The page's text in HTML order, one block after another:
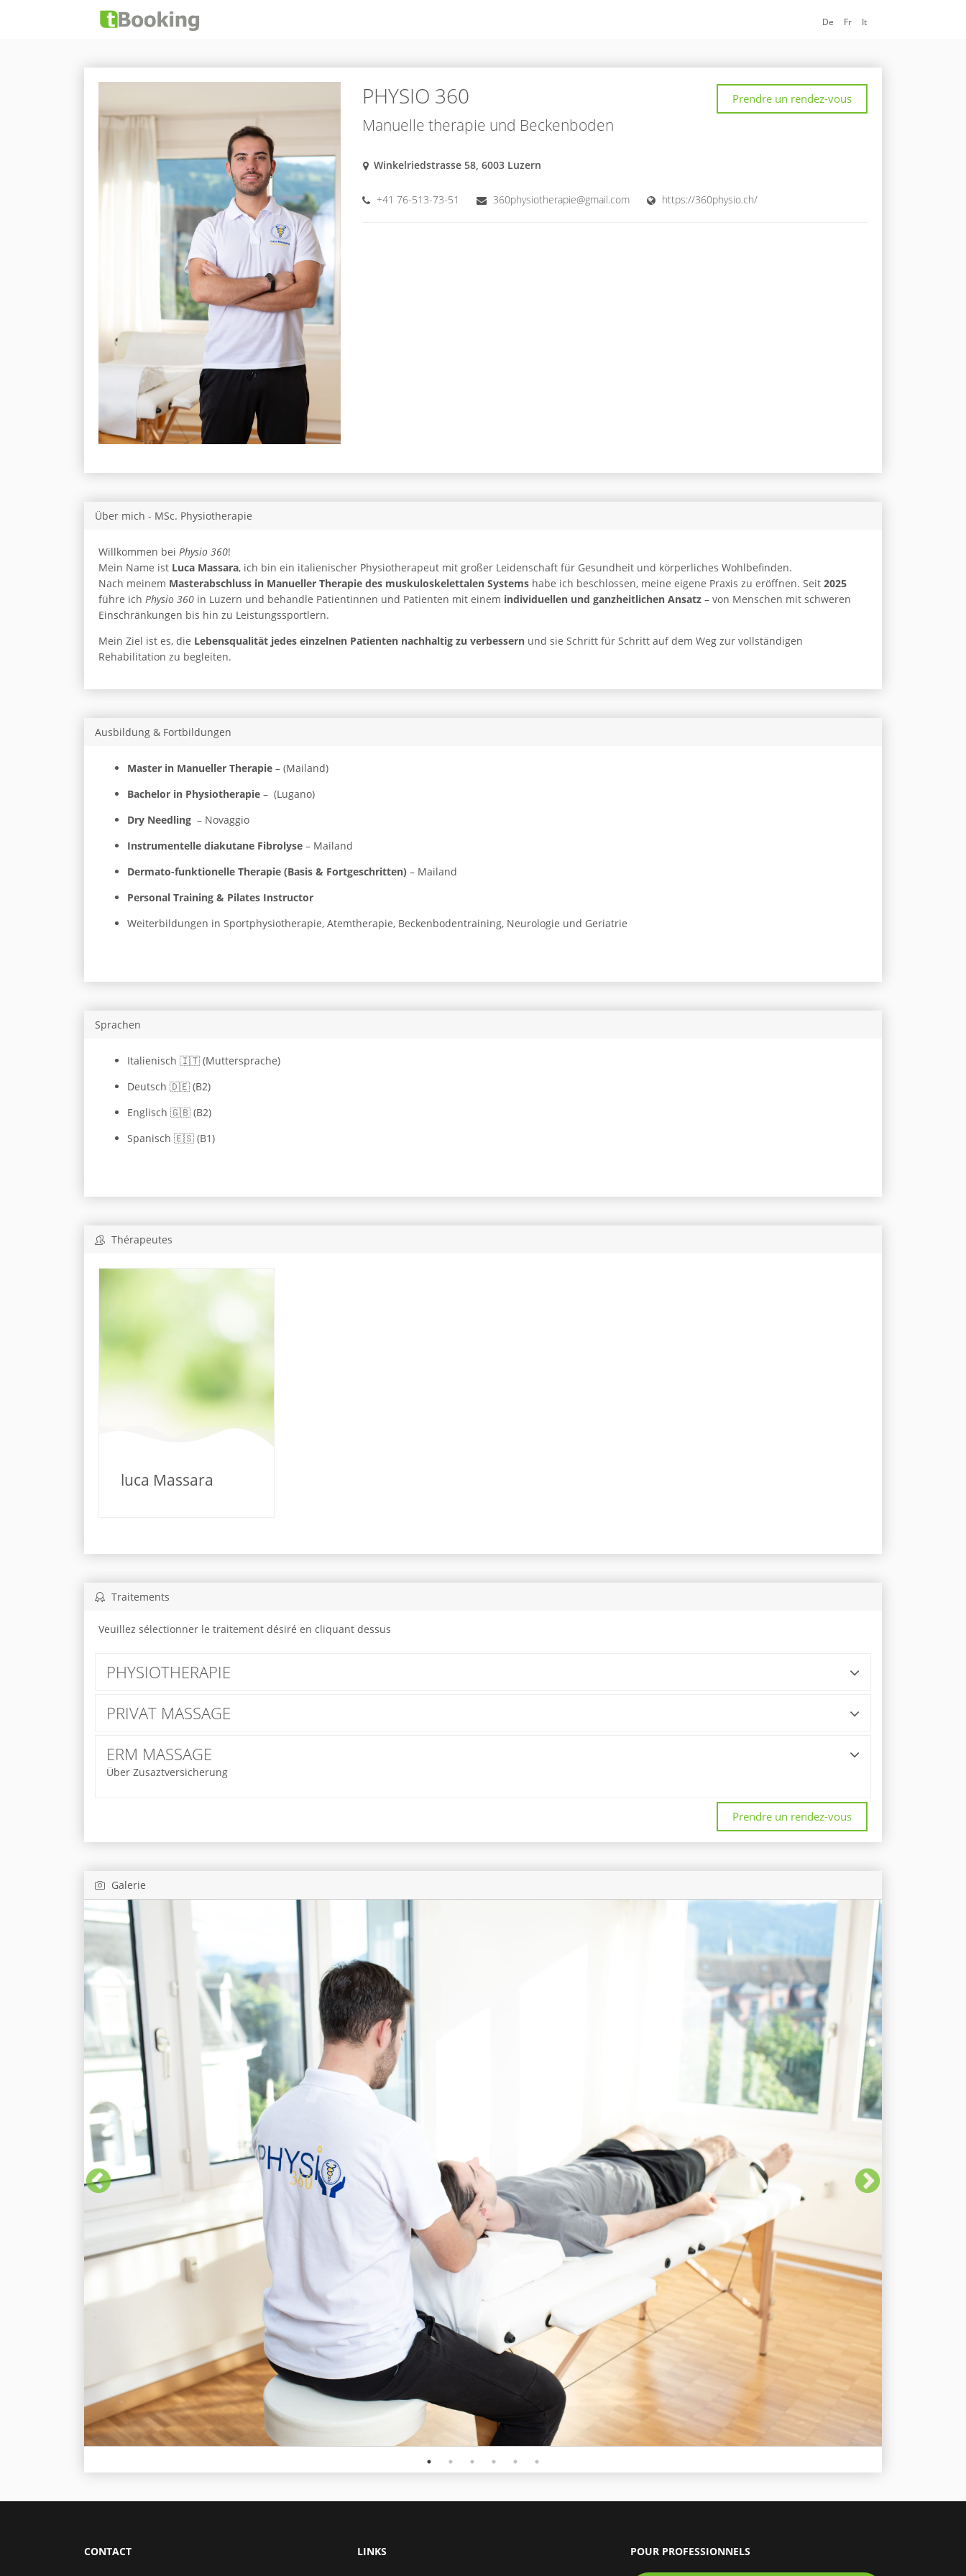
De Fr It
PHYSIO 360 Prendre un rendez-vous
Manuelle therapie und Beckenboden
Winkelriedstrasse 58, 6003 Luzern
+41 76-513-73-51 360physiotherapie@gmail.com https://360physio.ch/
Über mich - MSc. Physiotherapie
Willkommen bei Physio 360!
Mein Name ist Luca Massara, ich bin ein italienischer Physiotherapeut mit großer Leidenschaft für Gesundheit und körperliches Wohlbefinden.
Nach meinem Masterabschluss in Manueller Therapie des muskuloskelettalen Systemshabe ich beschlossen, meine eigene Praxis zu eröffnen. Seit 2025
führe ich Physio 360in Luzern und behandle Patientinnen und Patienten mit einem individuellen und ganzheitlichen Ansatz– von Menschen mit schweren
Einschränkungen bis hin zu Leistungssportlern.
Mein Ziel ist es, die Lebensqualität jedes einzelnen Patienten nachhaltig zu verbessernund sie Schritt für Schritt auf dem Weg zur vollständigen
Rehabilitation zu begleiten.
Ausbildung & Fortbildungen
Master in Manueller Therapie– (Mailand)
Bachelor in Physiotherapie– (Lugano)
Dry Needling – Novaggio
Instrumentelle diakutane Fibrolyse– Mailand
Dermato-funktionelle Therapie (Basis & Fortgeschritten)– Mailand
Personal Training & Pilates Instructor
Weiterbildungen in Sportphysiotherapie, Atemtherapie, Beckenbodentraining, Neurologie und Geriatrie
Sprachen
Italienisch 🇮🇹 (Muttersprache)
Deutsch 🇩🇪 (B2)
Englisch 🇬🇧 (B2)
Spanisch 🇪🇸 (B1)
Thérapeutes
luca Massara
Traitements
Veuillez sélectionner le traitement désiré en cliquant dessus
PHYSIOTHERAPIE
PRIVAT MASSAGE
ERM MASSAGE
Über Zusaztversicherung
Prendre un rendez-vous
Galerie
CONTACT LINKS POUR PROFESSIONNELS